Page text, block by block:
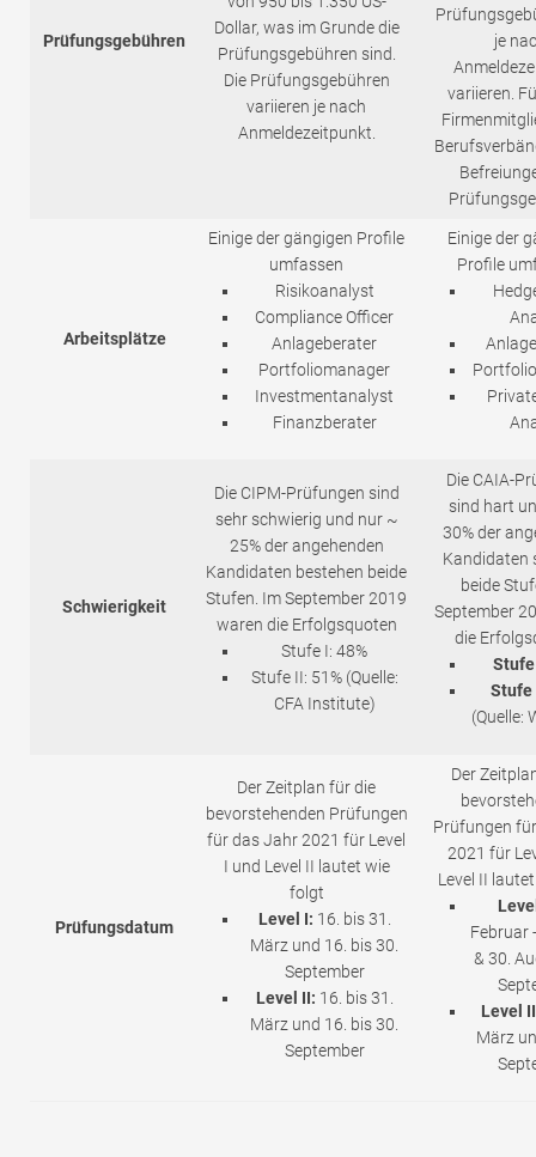
Prüfungsgebühren
Dollar, was im Grunde die
Prüfungsgebühren sind.
Die Prüfungsgebühren
variieren je nach
Anmeldezeitpunkt.
je
variieren.
Arbeitsplätze
Einige der gängigen Profile
umfassen
Risikoanalyst
Compliance Officer
Anlageberater
Portfoliomanager
Investmentanalyst
Finanzberater
Einige der
Profile
Schwierigkeit
Die CIPM-Prüfungen sind
sehr schwierig und nur ~
25% der angehenden
Kandidaten bestehen beide
Stufen. Im September 2019
waren die Erfolgsquoten
Stufe I: 48%
Stufe II: 51% (Quelle:
CFA Institute)
Die CAIA-
sind hart
30% der
Kandidaten
beide
September
die
Stufe
(Quelle:
Prüfungsdatum
Der Zeitplan für die
bevorstehenden Prüfungen
für das Jahr 2021 für Level
I und Level II lautet wie
folgt
Level I: 16. bis 31.
März und 16. bis 30.
September
Level II: 16. bis 31.
März und 16. bis 30.
September
Der
Prüfungen
2021 für
Level II
Februar
& 30.
Level
März